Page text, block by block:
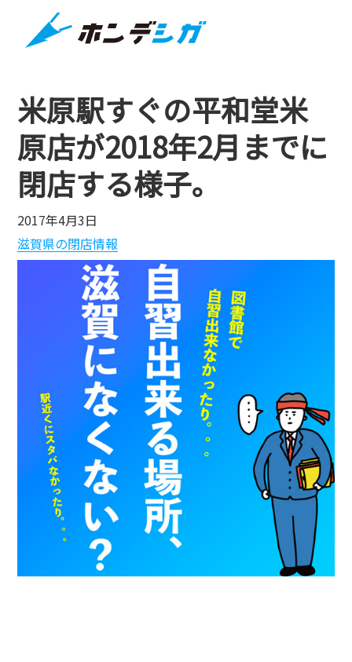
米原駅すぐの平和堂米
原店が2018年2月までに
閉店する様子。
2017年4月3日
滋賀県の閉店情報